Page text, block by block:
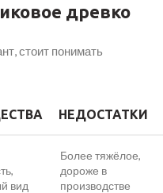
древко
стоит понимать
НЕДОСТАТКИ
вид
Более тяжёлое,
дороже в
производстве